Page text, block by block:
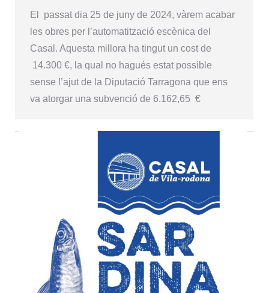
El passat dia 25 de juny de 2024, vàrem acabar
les obres per l’automatització escènica del
Casal. Aquesta millora ha tingut un cost de
14.300 €, la qual no hagués estat possible
sense l’ajut de la Diputació Tarragona que ens
va atorgar una subvenció de 6.162,65 €